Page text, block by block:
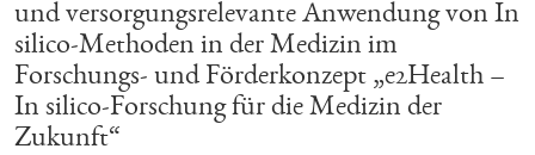
und versorgungsrelevante Anwendung von In
silico-Methoden in der Medizin im
Forschungs- und Förderkonzept „e2Health –
In silico-Forschung für die Medizin der
Zukunft“